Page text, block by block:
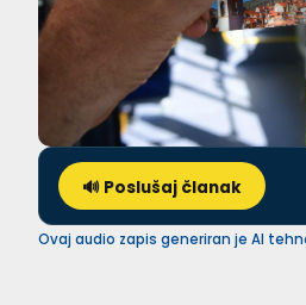
🔊 Poslušaj članak
Ovaj audio zapis generiran je AI